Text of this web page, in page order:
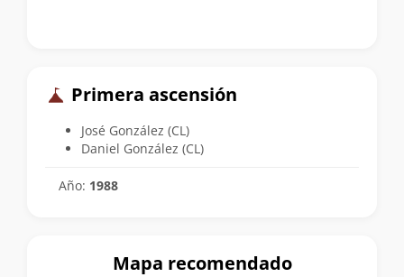
Primera ascensión
José González (CL)
Daniel González (CL)
Año: 1988
Mapa recomendado